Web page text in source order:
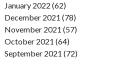
January 2022 (62)
December 2021 (78)
November 2021 (57)
October 2021 (64)
September 2021 (72)